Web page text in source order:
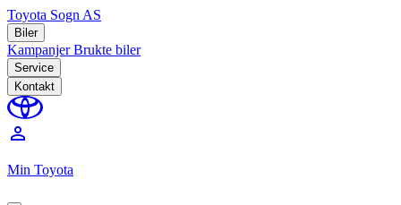
Toyota Sogn AS
Biler
KampanjerBrukte biler
Service
Kontakt
perm_identity
Min Toyota